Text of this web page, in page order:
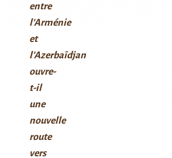
entre
l’Arménie
et
l’Azerbaïdjan
ouvre-
t-il
une
nouvelle
route
vers